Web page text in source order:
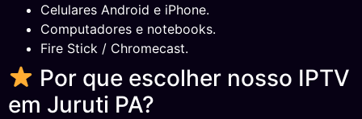
Celulares Android e iPhone.
Computadores e notebooks.
Fire Stick / Chromecast.
Por que escolher nosso IPTV
em Juruti PA?